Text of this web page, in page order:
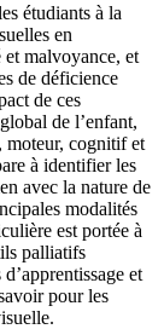
étudiants à la
en
malvoyance, et
de déficience
de ces
de l’enfant,
moteur, cognitif et
à identifier les
avec la nature de
modalités
est portée à
palliatifs
et
pour les